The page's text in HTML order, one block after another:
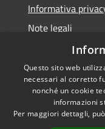
Informativa
Note legali
Dichiarazione di
RSS
Accessibilità
Questo sito web
necessari al corretto
nonché un cookie
informazioni
Per maggiori dettagli,